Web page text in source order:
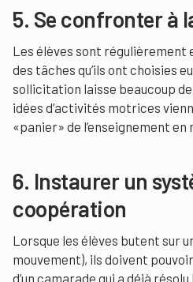
5. Se confronter à
Les élèves sont régulièrement
des tâches qu’ils ont choisies
sollicitation laisse beaucoup
idées d’activités motrices
«panier» de l’enseignement en
6. Instaurer un
coopération
Lorsque les élèves butent sur
mouvement), ils doivent
d’un camarade qui a déjà